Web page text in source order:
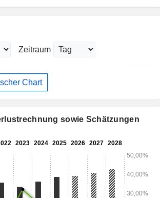
Zeitraum
Chart
sowie Schätzungen